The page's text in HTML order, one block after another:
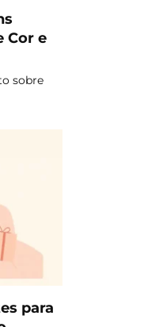
Cor e
sobre
para